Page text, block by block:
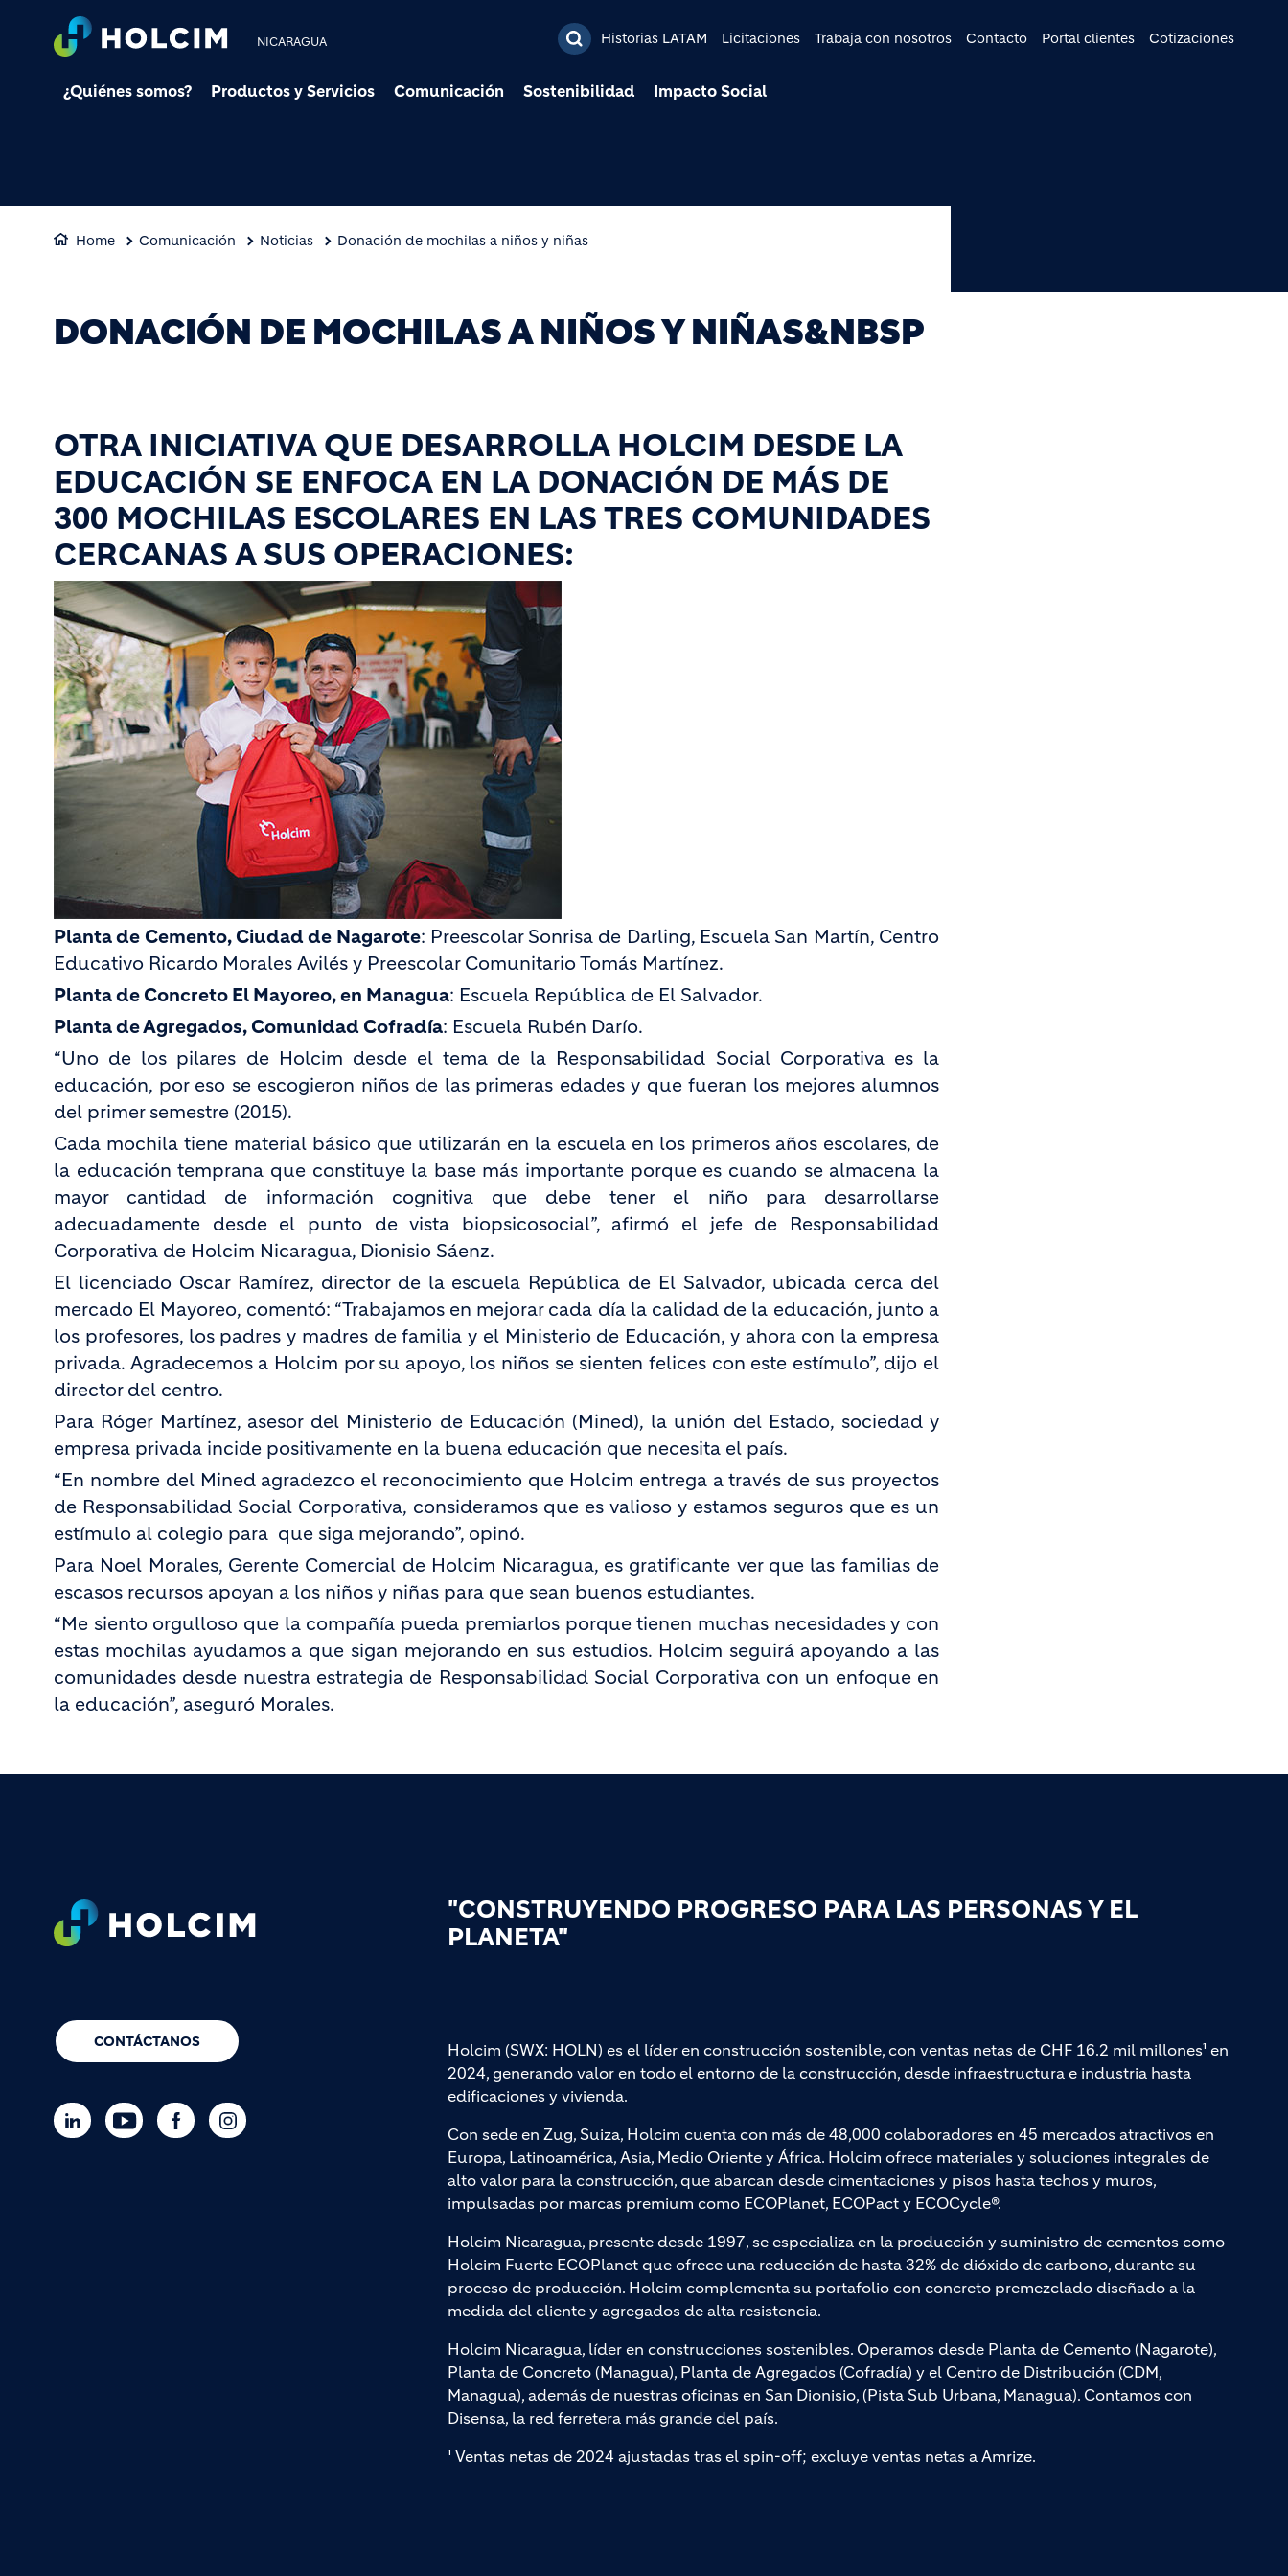
NICARAGUA Historias LATAM Licitaciones Trabaja con nosotros Contacto Portal clientes Cotizaciones
¿Quiénes somos? Productos y Servicios Comunicación Sostenibilidad Impacto Social
Home Comunicación Noticias Donación de mochilas a niños y niñas
DONACIÓN DE MOCHILAS A NIÑOS Y NIÑAS&NBSP
OTRA INICIATIVA QUE DESARROLLA HOLCIM DESDE LA
EDUCACIÓN SE ENFOCA EN LA DONACIÓN DE MÁS DE
300 MOCHILAS ESCOLARES EN LAS TRES COMUNIDADES
CERCANAS A SUS OPERACIONES:
Planta de Cemento, Ciudad de Nagarote: Preescolar Sonrisa de Darling, Escuela San Martín, Centro
Educativo Ricardo Morales Avilés y Preescolar Comunitario Tomás Martínez.
Planta de Concreto El Mayoreo, en Managua: Escuela República de El Salvador.
Planta de Agregados, Comunidad Cofradía: Escuela Rubén Darío.
“Uno de los pilares de Holcim desde el tema de la Responsabilidad Social Corporativa es la
educación, por eso se escogieron niños de las primeras edades y que fueran los mejores alumnos
del primer semestre (2015).
Cada mochila tiene material básico que utilizarán en la escuela en los primeros años escolares, de
la educación temprana que constituye la base más importante porque es cuando se almacena la
mayor cantidad de información cognitiva que debe tener el niño para desarrollarse
adecuadamente desde el punto de vista biopsicosocial”, afirmó el jefe de Responsabilidad
Corporativa de Holcim Nicaragua, Dionisio Sáenz.
El licenciado Oscar Ramírez, director de la escuela República de El Salvador, ubicada cerca del
mercado El Mayoreo, comentó: “Trabajamos en mejorar cada día la calidad de la educación, junto a
los profesores, los padres y madres de familia y el Ministerio de Educación, y ahora con la empresa
privada. Agradecemos a Holcim por su apoyo, los niños se sienten felices con este estímulo”, dijo el
director del centro.
Para Róger Martínez, asesor del Ministerio de Educación (Mined), la unión del Estado, sociedad y
empresa privada incide positivamente en la buena educación que necesita el país.
“En nombre del Mined agradezco el reconocimiento que Holcim entrega a través de sus proyectos
de Responsabilidad Social Corporativa, consideramos que es valioso y estamos seguros que es un
estímulo al colegio para que siga mejorando”, opinó.
Para Noel Morales, Gerente Comercial de Holcim Nicaragua, es gratificante ver que las familias de
escasos recursos apoyan a los niños y niñas para que sean buenos estudiantes.
“Me siento orgulloso que la compañía pueda premiarlos porque tienen muchas necesidades y con
estas mochilas ayudamos a que sigan mejorando en sus estudios. Holcim seguirá apoyando a las
comunidades desde nuestra estrategia de Responsabilidad Social Corporativa con un enfoque en
la educación”, aseguró Morales.
"CONSTRUYENDO PROGRESO PARA LAS PERSONAS Y EL
PLANETA"
CONTÁCTANOS
Holcim (SWX: HOLN) es el líder en construcción sostenible, con ventas netas de CHF 16.2 mil millones¹ en
2024, generando valor en todo el entorno de la construcción, desde infraestructura e industria hasta
edificaciones y vivienda.
Con sede en Zug, Suiza, Holcim cuenta con más de 48,000 colaboradores en 45 mercados atractivos en
Europa, Latinoamérica, Asia, Medio Oriente y África. Holcim ofrece materiales y soluciones integrales de
alto valor para la construcción, que abarcan desde cimentaciones y pisos hasta techos y muros,
impulsadas por marcas premium como ECOPlanet, ECOPact y ECOCycle®.
Holcim Nicaragua, presente desde 1997, se especializa en la producción y suministro de cementos como
Holcim Fuerte ECOPlanet que ofrece una reducción de hasta 32% de dióxido de carbono, durante su
proceso de producción. Holcim complementa su portafolio con concreto premezclado diseñado a la
medida del cliente y agregados de alta resistencia.
Holcim Nicaragua, líder en construcciones sostenibles. Operamos desde Planta de Cemento (Nagarote),
Planta de Concreto (Managua), Planta de Agregados (Cofradía) y el Centro de Distribución (CDM,
Managua), además de nuestras oficinas en San Dionisio, (Pista Sub Urbana, Managua). Contamos con
Disensa, la red ferretera más grande del país.
¹ Ventas netas de 2024 ajustadas tras el spin-off; excluye ventas netas a Amrize.